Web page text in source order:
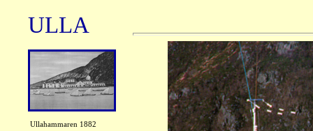
ULLA
Ullahammaren 1882